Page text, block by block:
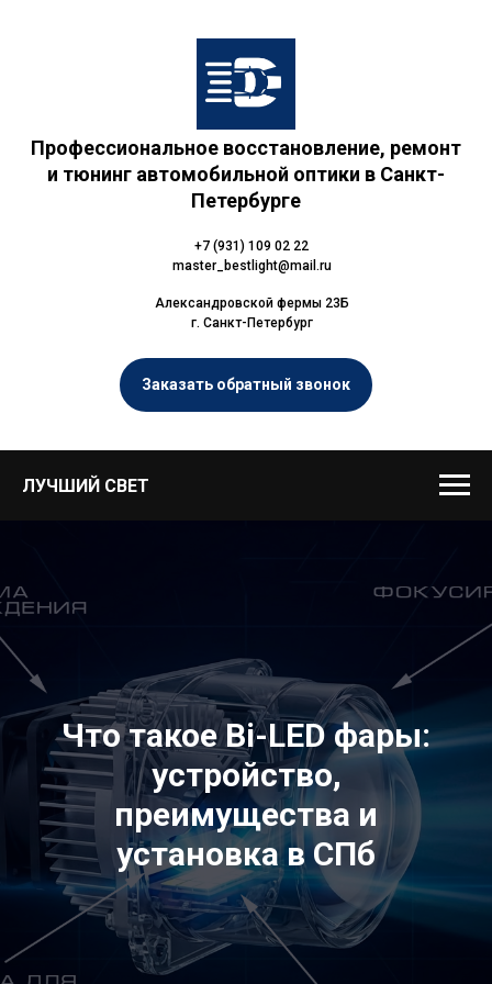
Профессиональное восстановление, ремонт
и тюнинг автомобильной оптики в Санкт-
Петербурге
+7 (931) 109 02 22
master_bestlight@mail.ru
Александровской фермы 23Б
г. Санкт-Петербург
Заказать обратный звонок
ЛУЧШИЙ СВЕТ
Что такое Bi-LED фары:
устройство,
преимущества и
установка в СПб